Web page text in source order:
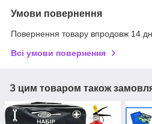
Умови повернення
Повернення товару впродовж 14
Всі умови повернення
З цим товаром також